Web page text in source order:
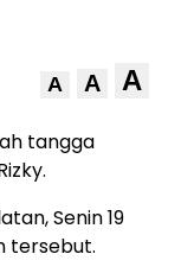
A A A
tangga
Senin 19
tersebut.